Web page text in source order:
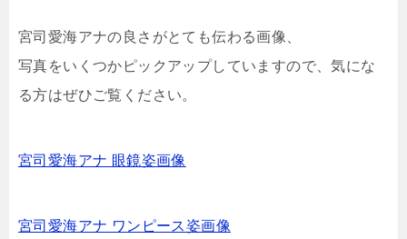
宮司愛海アナの良さがとても伝わる画像、
写真をいくつかピックアップしていますので、気にな
る方はぜひご覧ください。
宮司愛海アナ 眼鏡姿画像
宮司愛海アナ ワンピース姿画像